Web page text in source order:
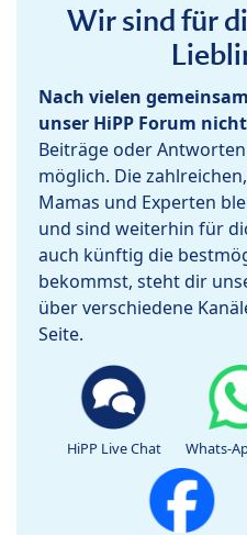
Wir sind für
Nach vielen
unser HiPP Forum
Beiträge oder
möglich. Die
Mamas und Experten
und sind weiterhin für
auch künftig die
bekommst, steht dir
über verschiedene
Seite.
HiPP Live Chat Whats-